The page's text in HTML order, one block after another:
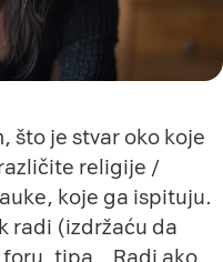
što je stvar oko koje
religije /
koje ga ispituju.
radi (izdržaću da